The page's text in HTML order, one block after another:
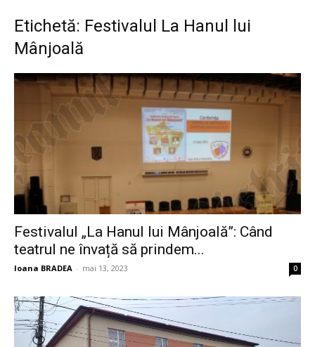
Etichetă: Festivalul La Hanul lui
Mânjoală
Festivalul „La Hanul lui Mânjoală”: Când
teatrul ne învață să prindem...
Ioana BRADEA - mai 13, 2023 0